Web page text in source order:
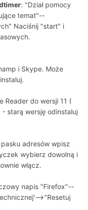
: "Dział pomocy
temat"--
Naciśnij "start" i
i Skype. Może
Reader do wersji 11 (
- starą wersję odinstaluj
adresów wpisz
wybierz dowolną i
włącz.
napis "Firefox"--
>"Resetuj